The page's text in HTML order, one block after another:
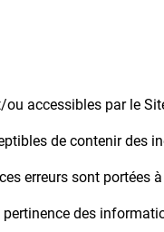
accessibles par le
de contenir des
erreurs sont portées
des